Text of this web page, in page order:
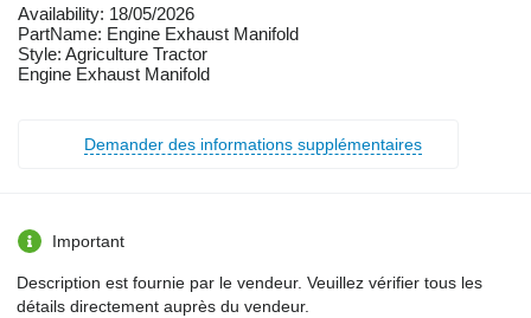
Availability: 18/05/2026
PartName: Engine Exhaust Manifold
Style: Agriculture Tractor
Engine Exhaust Manifold
Demander des informations supplémentaires
Important
Description est fournie par le vendeur. Veuillez vérifier tous les
détails directement auprès du vendeur.